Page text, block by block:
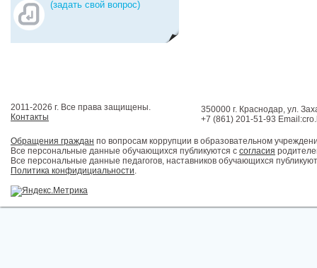
(задать свой вопрос)
2011-2026 г. Все права защищены.
Контакты
350000 г. Краснодар, ул.
+7 (861) 201-51-93
Обращения граждан по вопросам коррупции в образовательном
Все персональные данные обучающихся публикуются с согласия
Все персональные данные педагогов, наставников обучающихся
Политика конфидициальности.